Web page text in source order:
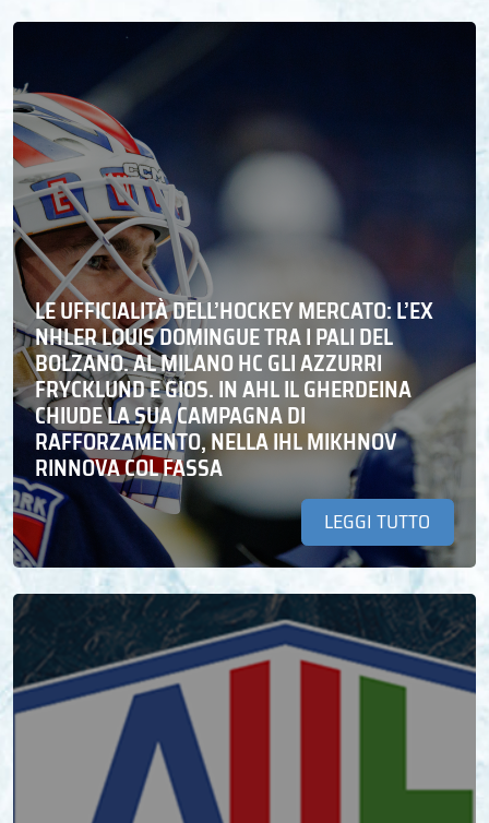
LE UFFICIALITÀ DELL’HOCKEY MERCATO: L’EX
NHLER LOUIS DOMINGUE TRA I PALI DEL
BOLZANO. AL MILANO HC GLI AZZURRI
FRYCKLUND E GIOS. IN AHL IL GHERDEINA
CHIUDE LA SUA CAMPAGNA DI
RAFFORZAMENTO, NELLA IHL MIKHNOV
RINNOVA COL FASSA
LEGGI TUTTO